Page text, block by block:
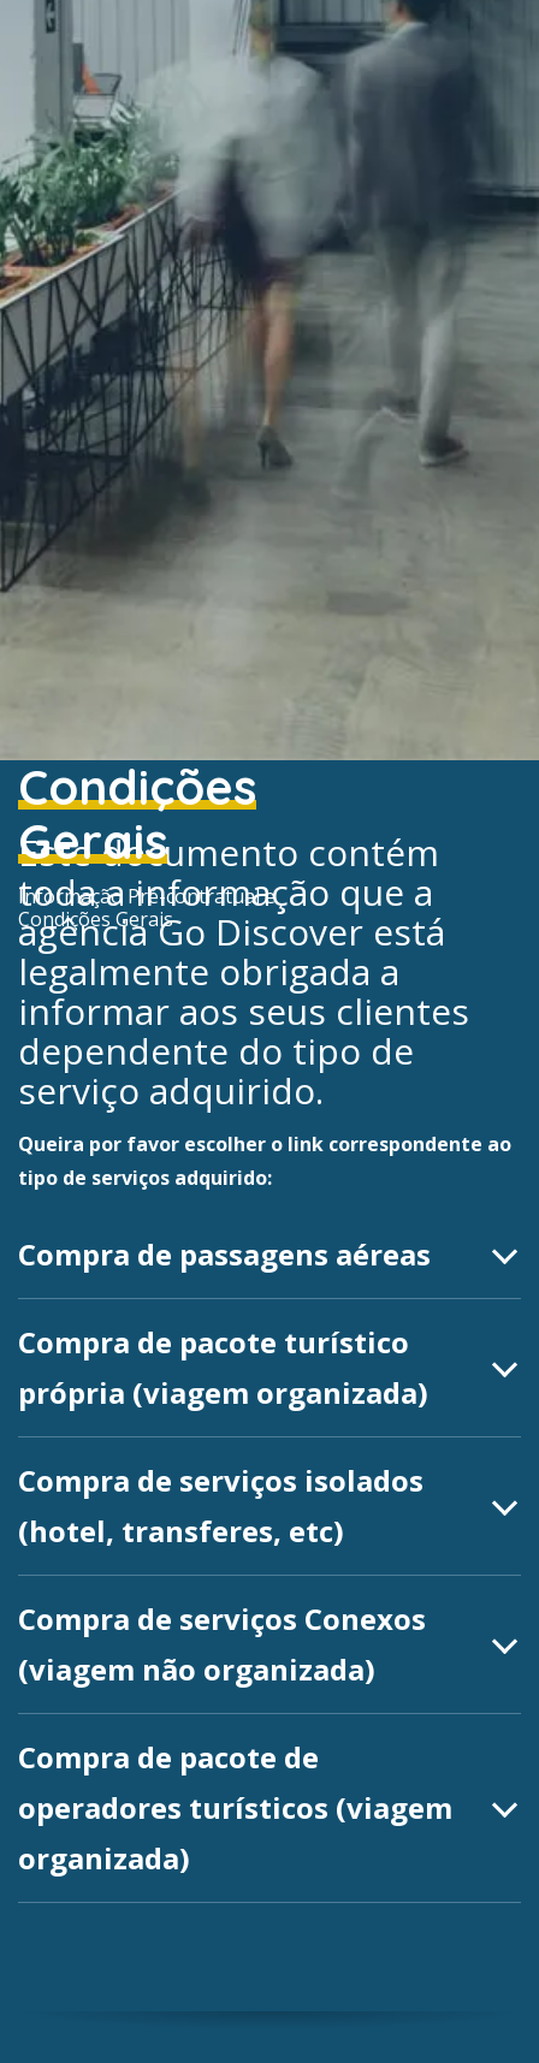
Condições
Gerais
Informação Pré-contratual e
Condições Gerais
Este documento contém
toda a informação que a
agência Go Discover está
legalmente obrigada a
informar aos seus clientes
dependente do tipo de
serviço adquirido.
Queira por favor escolher o link correspondente ao
tipo de serviços adquirido:
Compra de passagens aéreas
Compra de pacote turístico
própria (viagem organizada)
Compra de serviços isolados
(hotel, transferes, etc)
Compra de serviços Conexos
(viagem não organizada)
Compra de pacote de
operadores turísticos (viagem
organizada)